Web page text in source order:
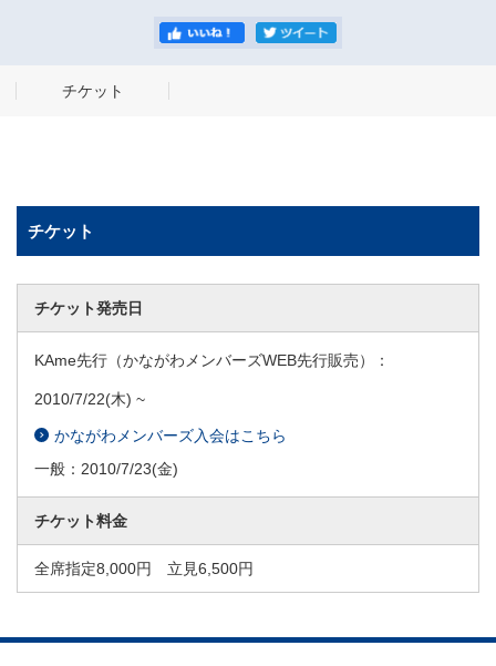
チケット
チケット
チケット発売日
KAme先行（かながわメンバーズWEB先行販売）：
2010/7/22(木) ~
かながわメンバーズ入会はこちら
一般： 2010/7/23(金)
チケット料金
全席指定8,000円 立見6,500円